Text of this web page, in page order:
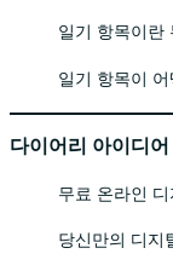
일기 항목이란
일기 항목이
다이어리 아이디어
무료 온라인 디
당신만의 디지